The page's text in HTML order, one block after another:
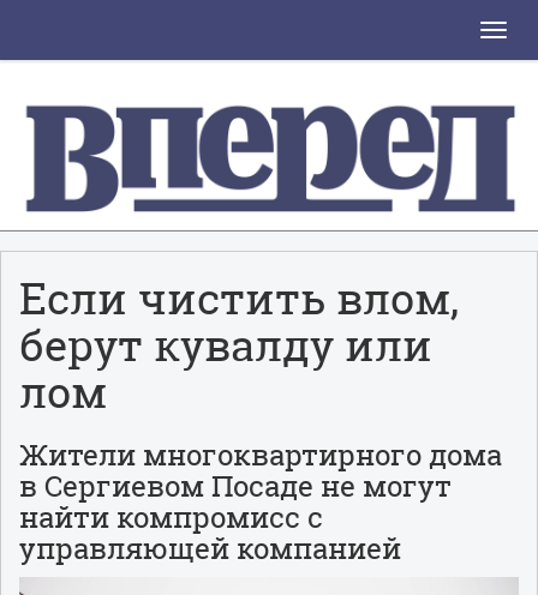
Toggle
Если чистить влом,
берут кувалду или
лом
Жители многоквартирного дома
в Сергиевом Посаде не могут
найти компромисс с
управляющей компанией